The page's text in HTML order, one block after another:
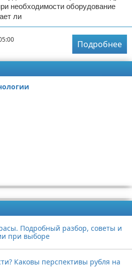
необходимости оборудование
ли
Подробнее
Подробный разбор, советы и
при выборе
Каковы перспективы рубля на